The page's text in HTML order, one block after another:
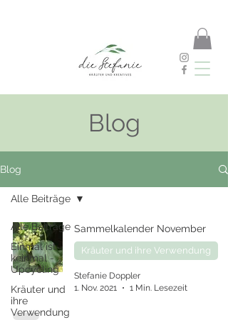
Blog
Blog
Alle Beiträge
Einmal ist
keinmal -
Upcycling
Kräuter und
ihre
Verwendung
Alle Beiträge
Sammelkalender November
Kräuter und ihre Verwendung
Stefanie Doppler
1. Nov. 2021
1 Min. Lesezeit